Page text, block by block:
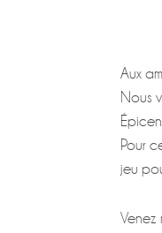
Aux
Nous
Pour
jeu
Venez